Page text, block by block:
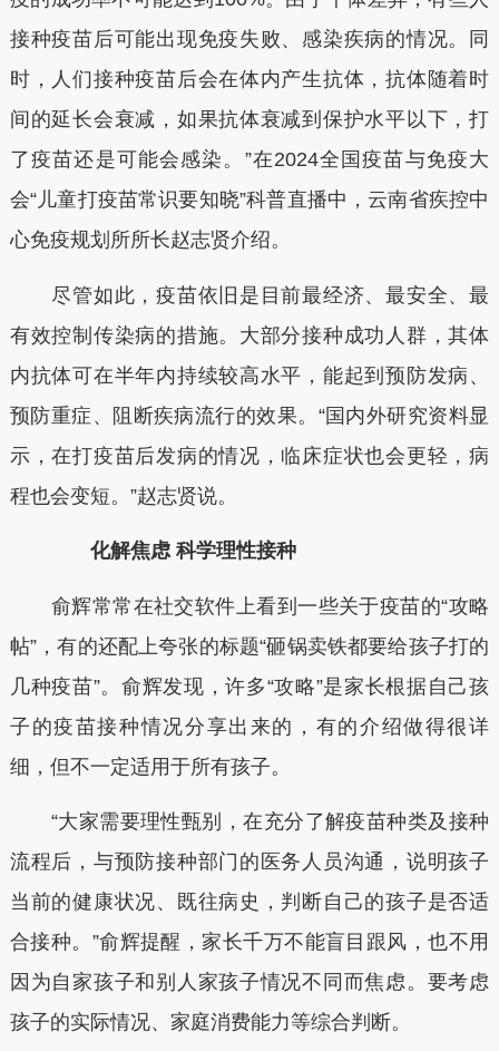
接种疫苗后可能出现免疫失败、感染疾病的情况。同
时，人们接种疫苗后会在体内产生抗体，抗体随着时
间的延长会衰减，如果抗体衰减到保护水平以下，打
了疫苗还是可能会感染。”在2024全国疫苗与免疫大
会“儿童打疫苗常识要知晓”科普直播中，云南省疾控中
心免疫规划所所长赵志贤介绍。
尽管如此，疫苗依旧是目前最经济、最安全、最
有效控制传染病的措施。大部分接种成功人群，其体
内抗体可在半年内持续较高水平，能起到预防发病、
预防重症、阻断疾病流行的效果。“国内外研究资料显
示，在打疫苗后发病的情况，临床症状也会更轻，病
程也会变短。”赵志贤说。
化解焦虑 科学理性接种
俞辉常常在社交软件上看到一些关于疫苗的“攻略
帖”，有的还配上夸张的标题“砸锅卖铁都要给孩子打的
几种疫苗”。俞辉发现，许多“攻略”是家长根据自己孩
子的疫苗接种情况分享出来的，有的介绍做得很详
细，但不一定适用于所有孩子。
“大家需要理性甄别，在充分了解疫苗种类及接种
流程后，与预防接种部门的医务人员沟通，说明孩子
当前的健康状况、既往病史，判断自己的孩子是否适
合接种。”俞辉提醒，家长千万不能盲目跟风，也不用
因为自家孩子和别人家孩子情况不同而焦虑。要考虑
孩子的实际情况、家庭消费能力等综合判断。